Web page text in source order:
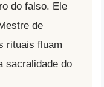
do falso. Ele
de
rituais fluam
sacralidade do